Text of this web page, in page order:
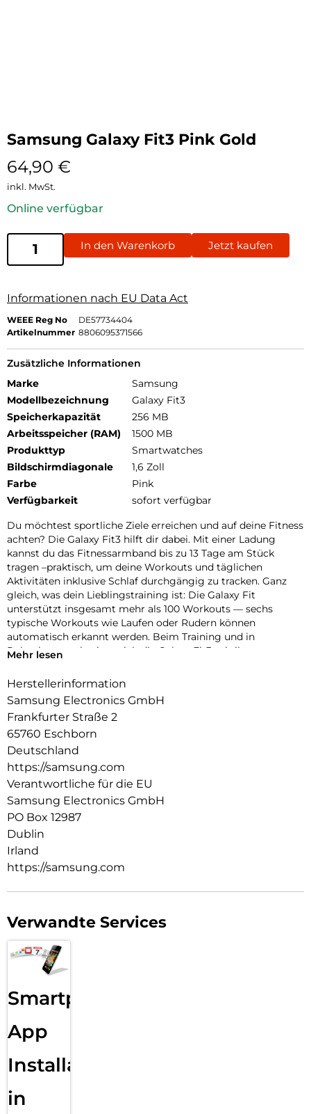
Samsung Galaxy Fit3 Pink Gold
64,90 €
inkl. MwSt.
Online verfügbar
In den Warenkorb Jetzt kaufen
Informationen nach EU Data Act
WEEE Reg No
DE57734404
Artikelnummer 8806095371566
Zusätzliche Informationen
Marke
Samsung
Modellbezeichnung
Galaxy Fit3
Speicherkapazität
256 MB
Arbeitsspeicher (RAM)
1500 MB
Produkttyp
Smartwatches
Bildschirmdiagonale
1,6 Zoll
Farbe
Pink
Verfügbarkeit
sofort verfügbar
Du möchtest sportliche Ziele erreichen und auf deine Fitness
achten? Die Galaxy Fit3 hilft dir dabei. Mit einer Ladung
kannst du das Fitnessarmband bis zu 13 Tage am Stück
tragen –praktisch, um deine Workouts und täglichen
Aktivitäten inklusive Schlaf durchgängig zu tracken. Ganz
gleich, was dein Lieblingstraining ist: Die Galaxy Fit
unterstützt insgesamt mehr als 100 Workouts — sechs
typische Workouts wie Laufen oder Rudern können
automatisch erkannt werden. Beim Training und in
Ruhephasen schmiegt sich die Galaxy Fit3 mit ihrem
dein Handgelenk. Wissenswerte Infos kannst du über das
bequem steuern. Über verschiedene Wellnesswerte wie
Schrittzahl, Puls oder Blutsauerstoffsättigung kannst du
Erkenntnisse für einen aktiven Lifestyle gewinnen.Verbindest
du deine Galaxy Fit3 mit einem Galaxy Smartphone, siehst
du am Handgelenk eingehende Anrufe, beantwortest
eingehende Nachrichten, wechselst zum Beispiel während
des Trainings komfortabel zum nächsten Lied der aktuellen
Wiedergabe oder löst die Kamera für ein Gruppenfoto aus.
Mehr lesen
Herstellerinformation
Samsung Electronics GmbH
Frankfurter Straße 2
65760 Eschborn
Deutschland
https://samsung.com
Verantwortliche für die EU
Samsung Electronics GmbH
PO Box 12987
Dublin
Irland
https://samsung.com
Verwandte Services
Smartphone
App
Installation
in